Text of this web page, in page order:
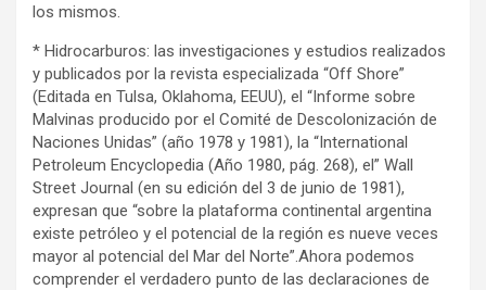
los mismos.
* Hidrocarburos: las investigaciones y estudios realizados
y publicados por la revista especializada “Off Shore”
(Editada en Tulsa, Oklahoma, EEUU), el “Informe sobre
Malvinas producido por el Comité de Descolonización de
Naciones Unidas” (año 1978 y 1981), la “International
Petroleum Encyclopedia (Año 1980, pág. 268), el” Wall
Street Journal (en su edición del 3 de junio de 1981),
expresan que “sobre la plataforma continental argentina
existe petróleo y el potencial de la región es nueve veces
mayor al potencial del Mar del Norte”.Ahora podemos
comprender el verdadero punto de las declaraciones de